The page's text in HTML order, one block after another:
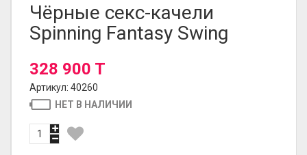
Чёрные секс-качели
Spinning Fantasy Swing
328 900 T
Артикул: 40260
НЕТ В НАЛИЧИИ